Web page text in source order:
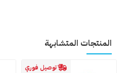
المنتجات المتشابهة
توصيل فوري